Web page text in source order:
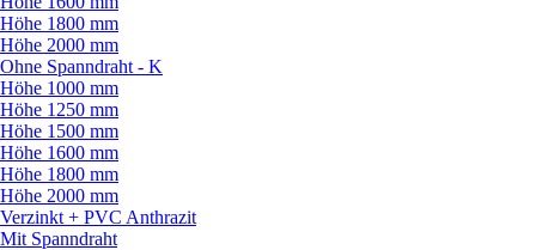
Höhe 1800 mm
Höhe 2000 mm
Ohne Spanndraht - K
Höhe 1000 mm
Höhe 1250 mm
Höhe 1500 mm
Höhe 1600 mm
Höhe 1800 mm
Höhe 2000 mm
Verzinkt + PVC Anthrazit
Mit Spanndraht